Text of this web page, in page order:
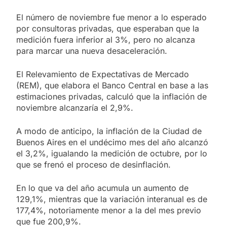
El número de noviembre fue menor a lo esperado
por consultoras privadas, que esperaban que la
medición fuera inferior al 3%, pero no alcanza
para marcar una nueva desaceleración.
El Relevamiento de Expectativas de Mercado
(REM), que elabora el Banco Central en base a las
estimaciones privadas, calculó que la inflación de
noviembre alcanzaría el 2,9%.
A modo de anticipo, la inflación de la Ciudad de
Buenos Aires en el undécimo mes del año alcanzó
el 3,2%, igualando la medición de octubre, por lo
que se frenó el proceso de desinflación.
En lo que va del año acumula un aumento de
129,1%, mientras que la variación interanual es de
177,4%, notoriamente menor a la del mes previo
que fue 200,9%.